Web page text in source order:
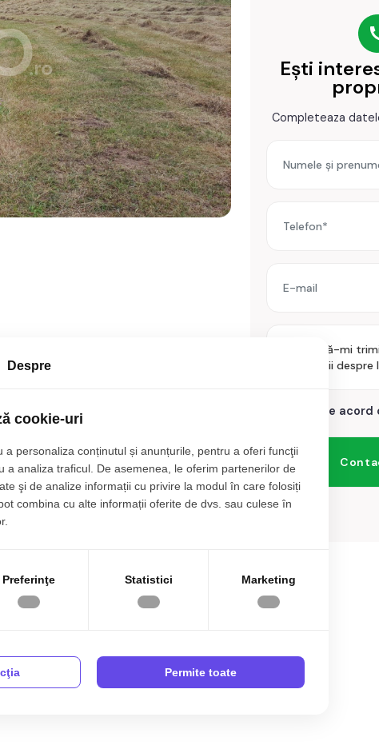
teren: Extravilan
Ești
Completeaza
Sunt de
Despre
cookie-uri
a personaliza conținutul și anunțurile, pentru a oferi funcţii
a analiza traficul. De asemenea, le oferim partenerilor de
şi de analize informații cu privire la modul în care folosiți
combina cu alte informații oferite de dvs. sau culese în
Preferinţe Statistici Marketing
Permite toate